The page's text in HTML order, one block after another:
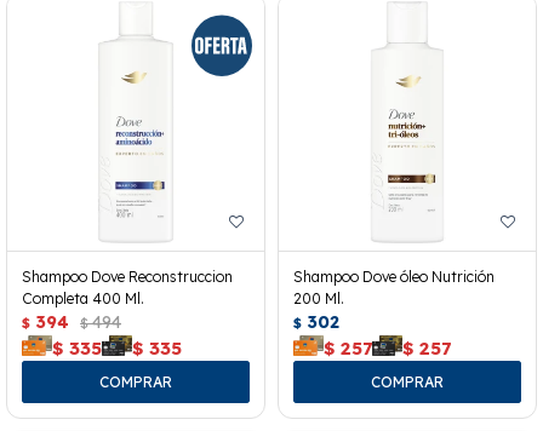
Shampoo Dove Reconstruccion
Completa 400 Ml.
$ 394 $ 494
$ 335 $ 335
Shampoo Dove óleo Nutrición
200 Ml.
$ 302
$ 257 $ 257